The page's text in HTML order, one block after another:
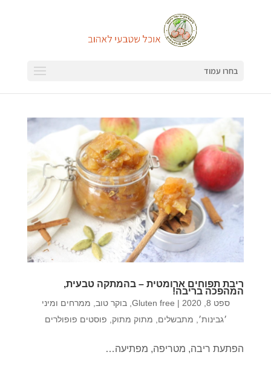
בחרו עמוד
ריבת תפוחים ארומטית – בהמתקה טבעית,
המהפכה בריבה!
ספט 8, 2020 |
Gluten free בוקר טוב
ממרחים ומיני
׳גבינות׳
מתבשלים מתוק מתוק פוסטים פופולרים
הפתעת ריבה, מטריפה, מפתיעה…